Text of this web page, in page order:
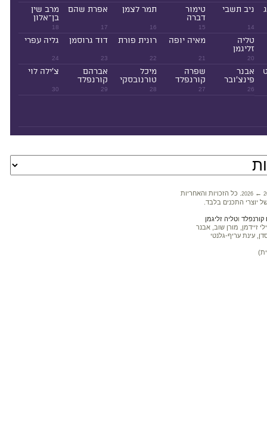
14
ניב תשבי
15
טימור
דברה
16
תמר לצמן
17
אפרת שהם
18
מרב שין
בן־אלון
20
טליה
זליגמן
21
מאיה יופה
22
רונית פורת
23
דוד גרוסמן
24
גליה עפרי
26
אבנר
פינצ'ובר
27
שפרה
קורנפלד
28
מיכל
טורנובסקי
29
אברהם
קורנפלד
30
צ'ילה לוי
2026 ←
. כל הזכויות והאחריות
יוצרי התכנים בלבד.
וטליה זליגמן
זיידמן, מורן שוב, אבנר
עינת עריף-גלנטי